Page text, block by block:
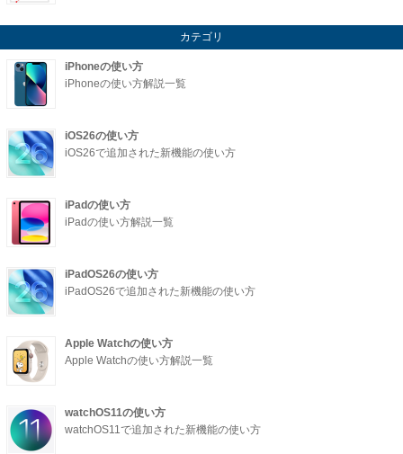
カテゴリ
iPhoneの使い方
iPhoneの使い方解説一覧
iOS26の使い方
iOS26で追加された新機能の使い方
iPadの使い方
iPadの使い方解説一覧
iPadOS26の使い方
iPadOS26で追加された新機能の使い方
Apple Watchの使い方
Apple Watchの使い方解説一覧
watchOS11の使い方
watchOS11で追加された新機能の使い方